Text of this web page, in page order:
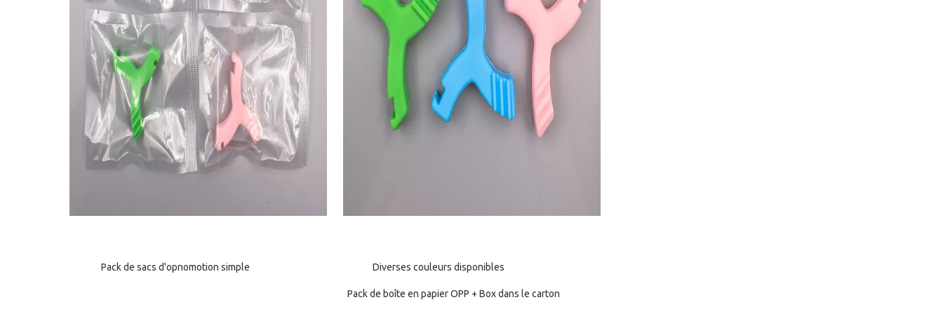
Pack de sacs d'opnomotion simple Diverses couleurs disponibles
Pack de boîte en papier OPP + Box dans le carton